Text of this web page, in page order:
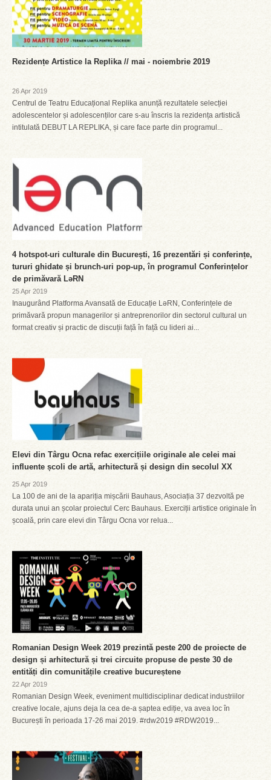
Rezidențe Artistice la Replika // mai - noiembrie 2019
26 Apr 2019
Centrul de Teatru Educațional Replika anunță rezultatele selecției
adolescentelor și adolescenților care s-au înscris la rezidența artistică
intitulată DEBUT LA REPLIKA, și care face parte din programul...
4 hotspot-uri culturale din București, 16 prezentări și conferințe,
tururi ghidate și brunch-uri pop-up, în programul Conferințelor
de primăvară LəRN
25 Apr 2019
Inaugurând Platforma Avansată de Educație LəRN, Conferințele de
primăvară propun managerilor și antreprenorilor din sectorul cultural un
format creativ și practic de discuții față în față cu lideri ai...
Elevi din Târgu Ocna refac exercițiile originale ale celei mai
influente școli de artă, arhitectură și design din secolul XX
25 Apr 2019
La 100 de ani de la apariția mișcării Bauhaus, Asociația 37 dezvoltă pe
durata unui an școlar proiectul Cerc Bauhaus. Exerciții artistice originale în
școală, prin care elevi din Târgu Ocna vor relua...
Romanian Design Week 2019 prezintă peste 200 de proiecte de
design și arhitectură și trei circuite propuse de peste 30 de
entități din comunitățile creative bucureștene
22 Apr 2019
Romanian Design Week, eveniment multidisciplinar dedicat industriilor
creative locale, ajuns deja la cea de-a șaptea ediție, va avea loc în
București în perioada 17-26 mai 2019. #rdw2019 #RDW2019...